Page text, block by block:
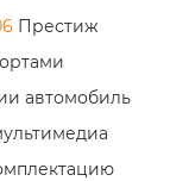
Престиж
автомобиль